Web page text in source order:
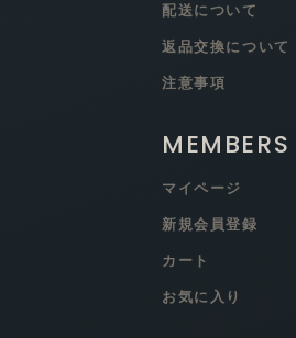
配送について
返品交換について
注意事項
MEMBERS
マイページ
新規会員登録
カート
お気に入り